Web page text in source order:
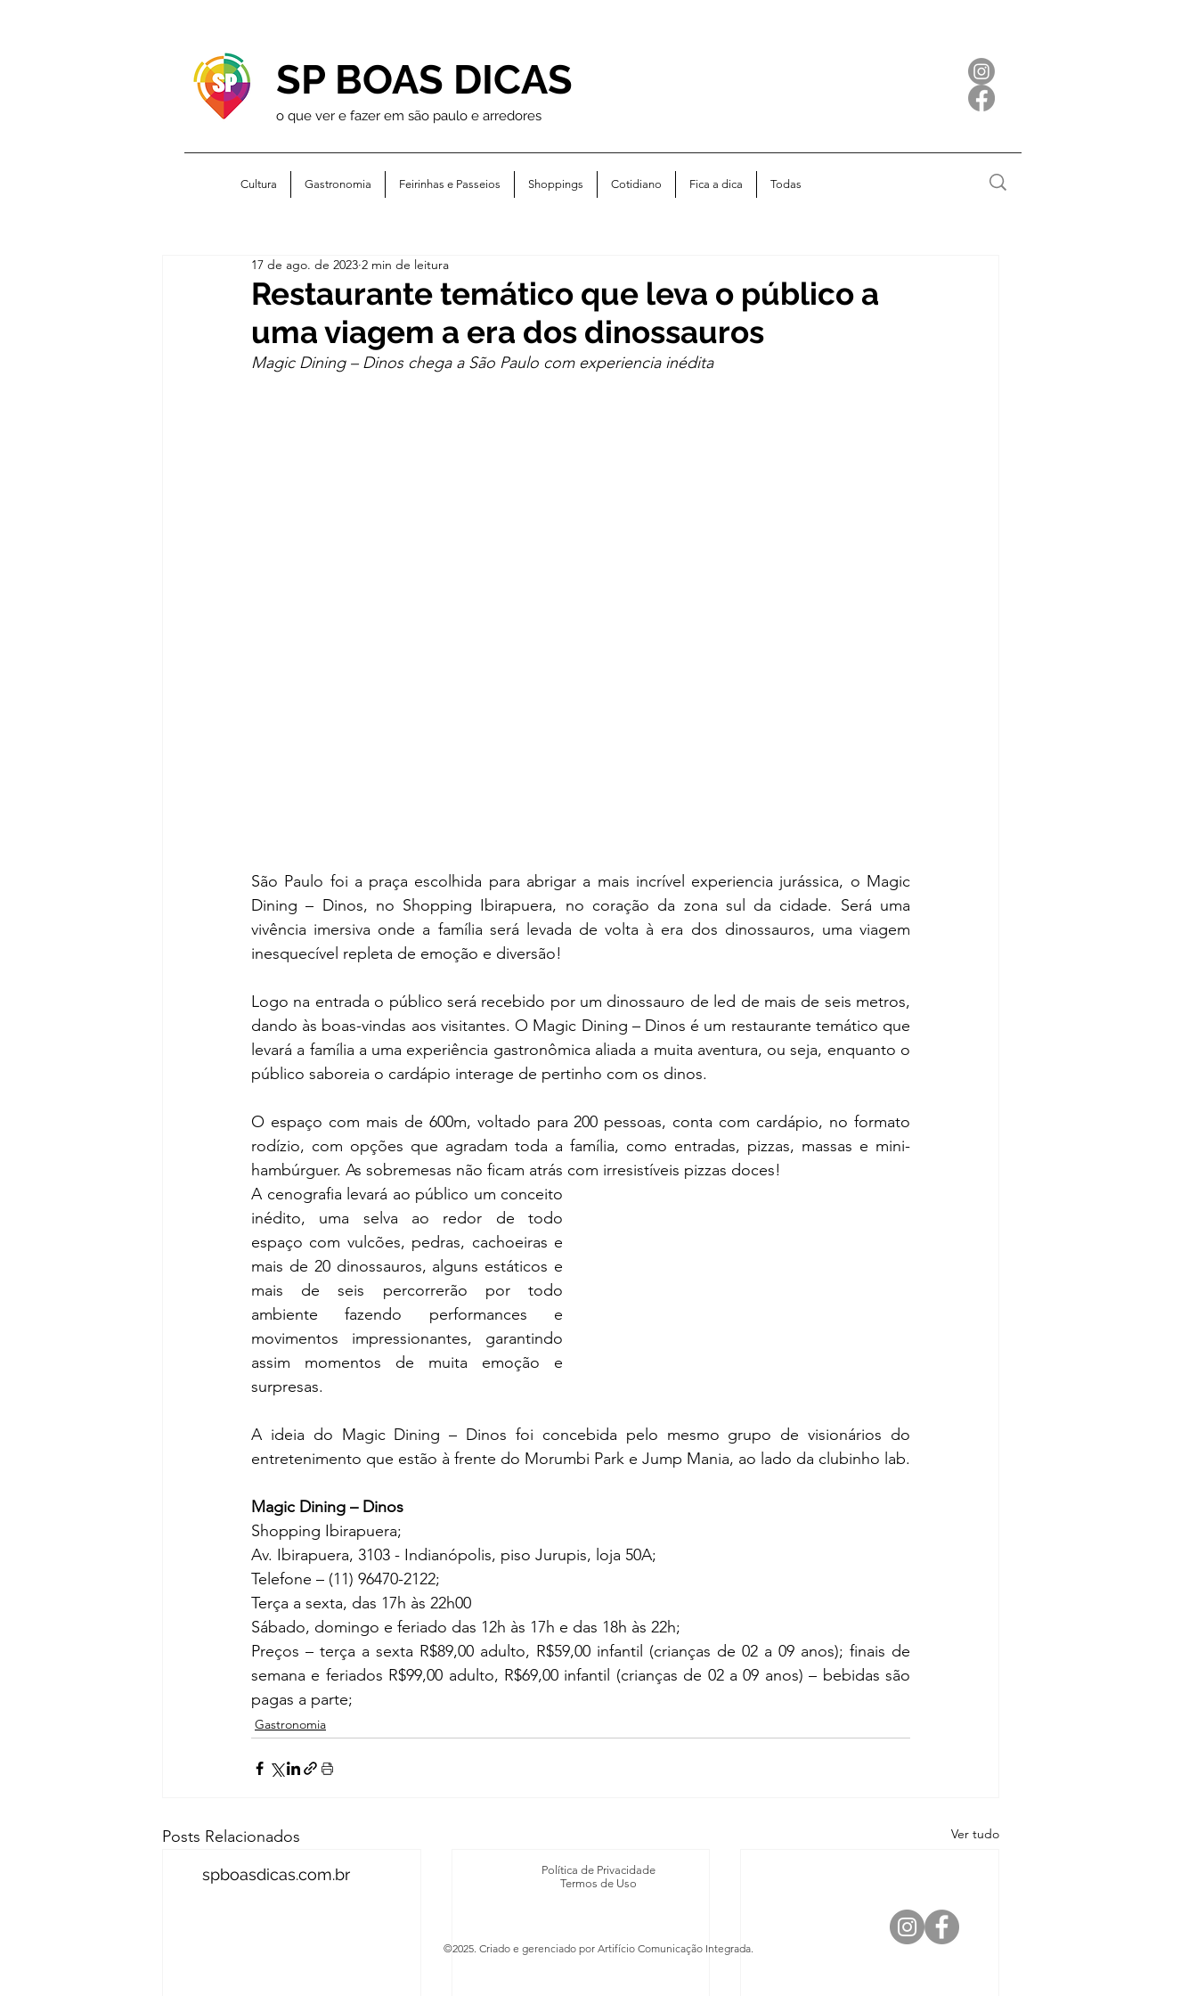
SP BOAS DICAS
o que ver e fazer em são paulo e arredores
Cultura Gastronomia Feirinhas e Passeios Shoppings Cotidiano Fica a dica Todas
Restaurante temático que leva o público a
uma viagem a era dos dinossauros
17 de ago. de 2023 2 min de leitura
Magic Dining – Dinos chega a São Paulo com experiencia inédita
São Paulo foi a praça escolhida para abrigar a mais incrível experiencia jurássica, o Magic
Dining – Dinos, no Shopping Ibirapuera, no coração da zona sul da cidade. Será uma
vivência imersiva onde a família será levada de volta à era dos dinossauros, uma viagem
inesquecível repleta de emoção e diversão!
Logo na entrada o público será recebido por um dinossauro de led de mais de seis metros,
dando às boas-vindas aos visitantes. O Magic Dining – Dinos é um restaurante temático que
levará a família a uma experiência gastronômica aliada a muita aventura, ou seja, enquanto o
público saboreia o cardápio interage de pertinho com os dinos.
O espaço com mais de 600m, voltado para 200 pessoas, conta com cardápio, no formato
rodízio, com opções que agradam toda a família, como entradas, pizzas, massas e mini-
hambúrguer. As sobremesas não ficam atrás com irresistíveis pizzas doces!
A cenografia levará ao público um conceito
inédito, uma selva ao redor de todo
espaço com vulcões, pedras, cachoeiras e
mais de 20 dinossauros, alguns estáticos e
mais de seis percorrerão por todo
ambiente fazendo performances e
movimentos impressionantes, garantindo
assim momentos de muita emoção e
surpresas.
A ideia do Magic Dining – Dinos foi concebida pelo mesmo grupo de visionários do
entretenimento que estão à frente do Morumbi Park e Jump Mania, ao lado da clubinho lab.
Magic Dining – Dinos
Shopping Ibirapuera;
Av. Ibirapuera, 3103 - Indianópolis, piso Jurupis, loja 50A;
Telefone – (11) 96470-2122;
Terça a sexta, das 17h às 22h00
Sábado, domingo e feriado das 12h às 17h e das 18h às 22h;
Preços – terça a sexta R$89,00 adulto, R$59,00 infantil (crianças de 02 a 09 anos); finais de
semana e feriados R$99,00 adulto, R$69,00 infantil (crianças de 02 a 09 anos) – bebidas são
pagas a parte;
Gastronomia
Posts Relacionados Ver tudo
spboasdicas.com.br
Política de Privacidade
Termos de Uso
©2025. Criado e gerenciado por Artifício Comunicação Integrada.